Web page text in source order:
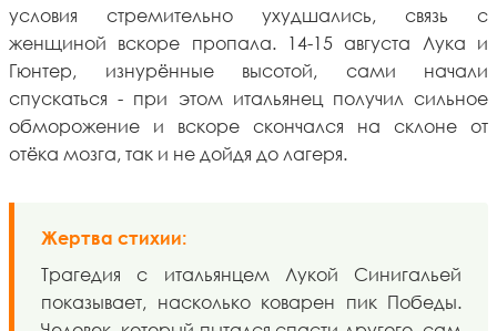
условия стремительно ухудшались, связь с
женщиной вскоре пропала. 14-15 августа Лука и
Гюнтер, изнурённые высотой, сами начали
спускаться - при этом итальянец получил сильное
обморожение и вскоре скончался на склоне от
отёка мозга, так и не дойдя до лагеря.
Жертва стихии:
Трагедия с итальянцем Лукой Синигальей
показывает, насколько коварен пик Победы.